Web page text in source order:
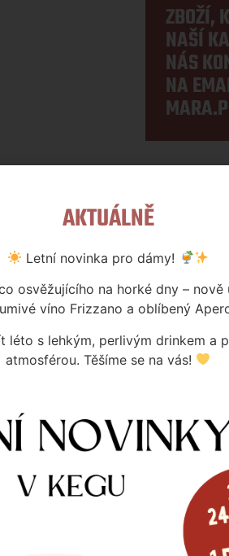
ZBOŽÍ,
NAŠÍ
NÁS
NA
AKTUÁLNĚ
Letní novinka pro dámy!
osvěžujícího na horké dny – nově
víno Frizzano a oblíbený
léto s lehkým, perlivým drinkem a
atmosférou. Těšíme se na vás!